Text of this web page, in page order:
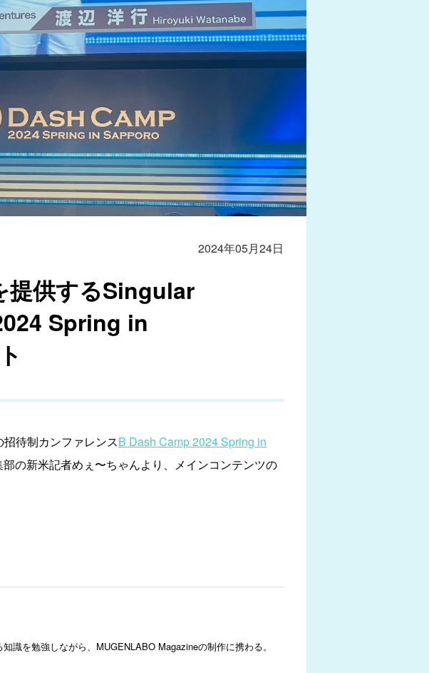
2024年05月24日
提供するSingular
Spring in
待制カンファレンスB Dash Camp 2024 Spring in
の新米記者めぇ〜ちゃんより、メインコンテンツの
識を勉強しながら、MUGENLABO Magazineの制作に携わる。